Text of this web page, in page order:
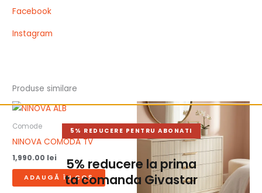
Facebook
Instagram
Produse similare
Comode
NINOVA COMODA TV
1,990.00 lei
ADAUGĂ ÎN COȘ
5% REDUCERE PENTRU ABONATI
5% reducere la prima
ta comanda Givastar